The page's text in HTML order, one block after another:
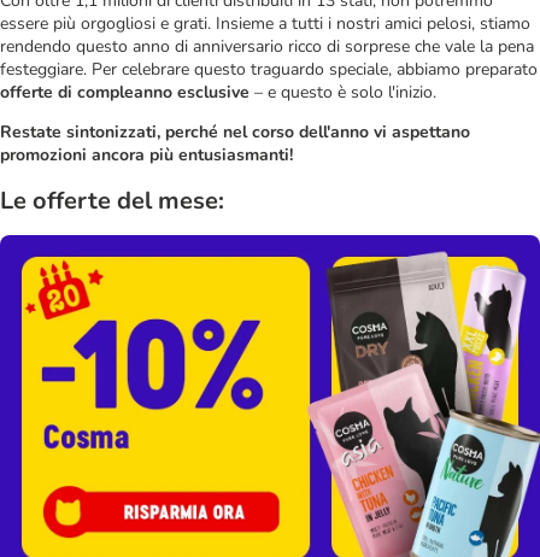
essere più orgogliosi e grati. Insieme a tutti i nostri amici pelosi, stiamo
rendendo questo anno di anniversario ricco di sorprese che vale la pena
festeggiare. Per celebrare questo traguardo speciale, abbiamo preparato
offerte di compleanno esclusive – e questo è solo l'inizio.
Restate sintonizzati, perché nel corso dell'anno vi aspettano
promozioni ancora più entusiasmanti!
Le offerte del mese: